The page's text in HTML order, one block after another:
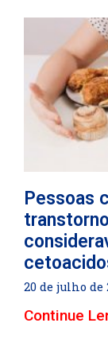
Pessoas
20 de julho de
Continue